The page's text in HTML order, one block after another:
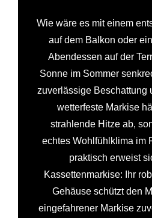
Wie wäre es mit einem
auf dem Balkon oder
Abendessen auf der
Sonne im Sommer
zuverlässige Beschattung
wetterfeste Markise
strahlende Hitze ab,
echtes Wohlfühlklima im
praktisch erweist
Kassettenmarkise: Ihr
Gehäuse schützt den
eingefahrener Markise